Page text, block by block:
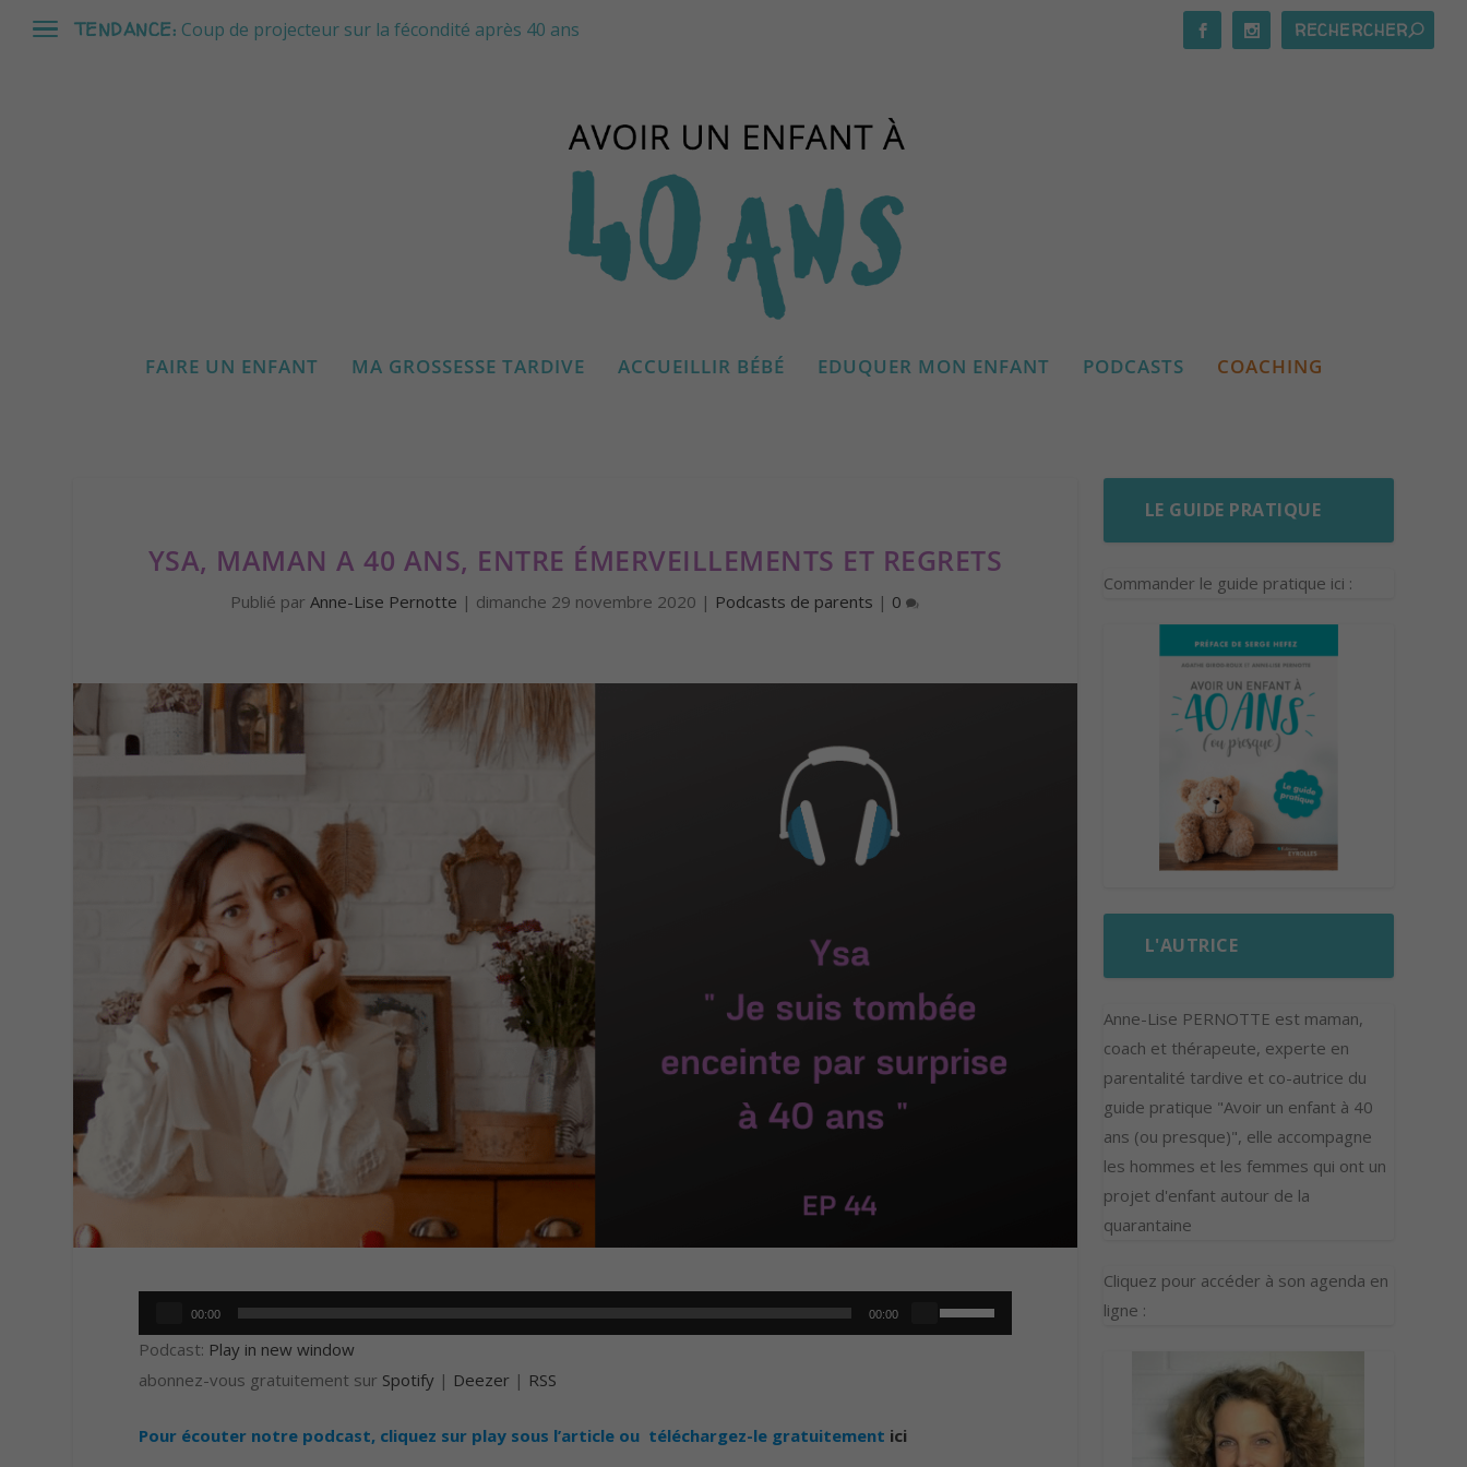
TENDANCE: Coup de projecteur sur la fécondité après 40 ans
FAIRE UN ENFANT MA GROSSESSE TARDIVE ACCUEILLIR BÉBÉ EDUQUER MON ENFANT PODCASTS COACHING
YSA, MAMAN A 40 ANS, ENTRE ÉMERVEILLEMENTS ET REGRETS
Publié parAnne-Lise Pernotte | dimanche 29 novembre 2020 | Podcasts de parents | 0
Lecteur
audio
00:00 00:00
U
t
Podcast: Play in new window
abonnez-vous gratuitement sur Spotify | Deezer | RSS
Pour écouter notre podcast, cliquez sur play sous l’article ou téléchargez-le gratuitement ici
LE GUIDE PRATIQUE
Commander le guide pratique ici :
L'AUTRICE
Anne-Lise PERNOTTE est maman,
coach et thérapeute, experte en
parentalité tardive et co-autrice du
guide pratique "Avoir un enfant à 40
ans (ou presque)", elle accompagne
les hommes et les femmes qui ont un
projet d'enfant autour de la
quarantaine
Cliquez pour accéder à son agenda en
ligne :